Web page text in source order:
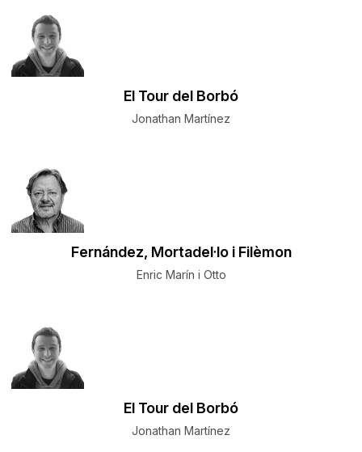
El Tour del Borbó
Jonathan Martínez
Fernández, Mortadel·lo i Filèmon
Enric Marín i Otto
El Tour del Borbó
Jonathan Martínez